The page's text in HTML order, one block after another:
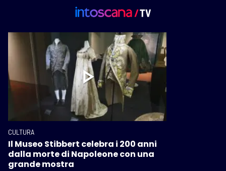
CULTURA
Il Museo Stibbert celebra i 200 anni
dalla morte di Napoleone con una
grande mostra